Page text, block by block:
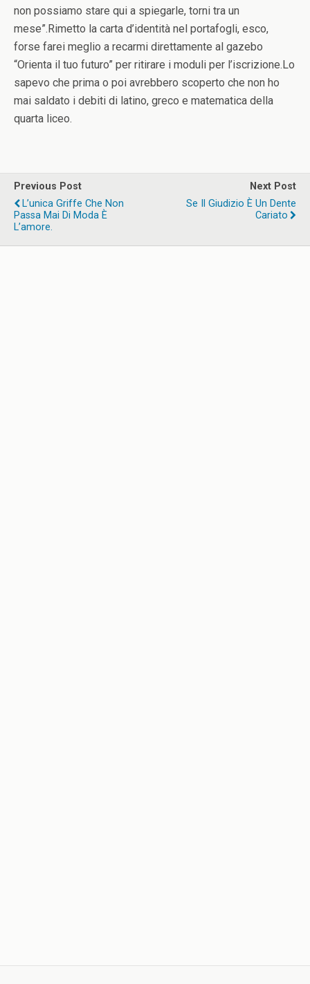
non possiamo stare qui a spiegarle, torni tra un
mese”.Rimetto la carta d’identità nel portafogli, esco,
forse farei meglio a recarmi direttamente al gazebo
“Orienta il tuo futuro” per ritirare i moduli per l’iscrizione.Lo
sapevo che prima o poi avrebbero scoperto che non ho
mai saldato i debiti di latino, greco e matematica della
quarta liceo.
Previous Post
L’unica Griffe Che Non
Passa Mai Di Moda È
L’amore.
Next Post
Se Il Giudizio È Un Dente
Cariato